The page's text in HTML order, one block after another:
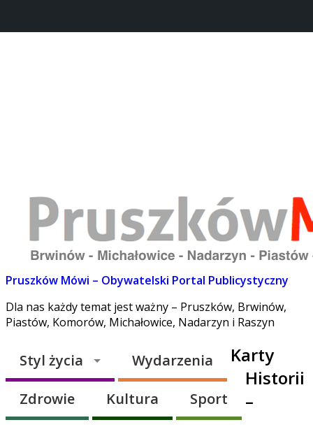
Pruszków Mówi – Obywatelski Portal Publicystyczny
Dla nas każdy temat jest ważny – Pruszków, Brwinów,
Piastów, Komorów, Michałowice, Nadarzyn i Raszyn
Styl życia Wydarzenia
Zdrowie Kultura Sport
Karty
Historii
–